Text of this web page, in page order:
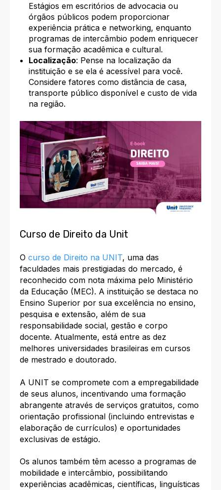
Estágios em escritórios de advocacia ou
órgãos públicos podem proporcionar
experiência prática e networking, enquanto
programas de intercâmbio podem enriquecer
sua formação acadêmica e cultural.
Localização: Pense na localização da
instituição e se ela é acessível para você.
Considere fatores como distância de casa,
transporte público disponível e custo de vida
na região.
Curso de Direito da Unit
O curso de Direito na UNIT, uma das
faculdades mais prestigiadas do mercado, é
reconhecido com nota máxima pelo Ministério
da Educação (MEC). A instituição se destaca no
Ensino Superior por sua excelência no ensino,
pesquisa e extensão, além de sua
responsabilidade social, gestão e corpo
docente. Atualmente, está entre as dez
melhores universidades brasileiras em cursos
de mestrado e doutorado.
A UNIT se compromete com a empregabilidade
de seus alunos, incentivando uma formação
abrangente através de serviços gratuitos, como
orientação profissional (incluindo entrevistas e
elaboração de currículos) e oportunidades
exclusivas de estágio.
Os alunos também têm acesso a programas de
mobilidade e intercâmbio, possibilitando
experiências acadêmicas, científicas, linguísticas